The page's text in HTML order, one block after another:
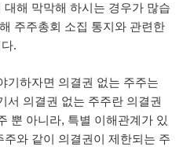
해 막막해 하시는 경우가 많습
주주총회 소집 통지와 관련한
.
기하자면 의결권 없는 주주는
서 의결권 없는 주주란 의결권
뿐 아니라, 특별 이해관계가 있
와 같이 의결권이 제한되는 주